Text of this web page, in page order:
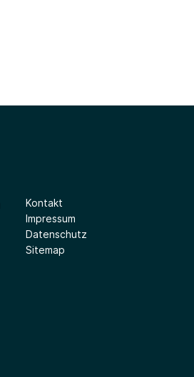
Kontakt
Impressum
Datenschutz
Sitemap